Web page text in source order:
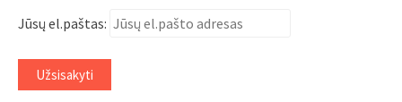
Jūsų el.paštas: